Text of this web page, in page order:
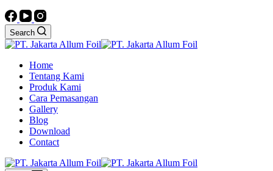
Search
Home
Tentang Kami
Produk Kami
Cara Pemasangan
Gallery
Blog
Download
Contact